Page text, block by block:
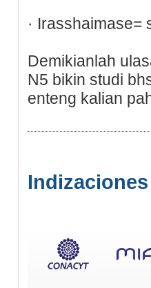
· Irasshaimase=
Demikianlah
N5 bikin studi
enteng kalian
Indizaciones